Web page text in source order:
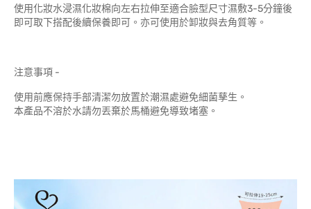
使用化妝水浸濕化妝棉向左右拉伸至適合臉型尺寸濕敷3-5分鐘後
即可取下搭配後續保養即可。亦可使用於卸妝與去角質等。
注意事項 -
使用前應保持手部清潔勿放置於潮濕處避免細菌孳生。
本產品不溶於水請勿丟棄於馬桶避免導致堵塞。